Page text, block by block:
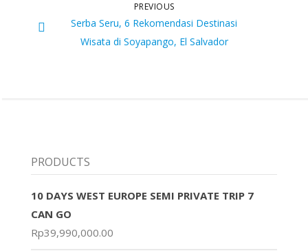
PREVIOUS
Serba Seru, 6 Rekomendasi Destinasi
Wisata di Soyapango, El Salvador
PRODUCTS
10 DAYS WEST EUROPE SEMI PRIVATE TRIP 7
CAN GO
Rp39,990,000.00